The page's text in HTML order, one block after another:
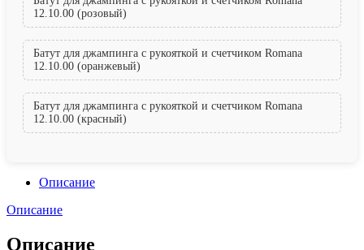
12.10.00 (розовый)
Батут для джампинга с рукояткой и счетчиком Romana
12.10.00 (оранжевый)
Батут для джампинга с рукояткой и счетчиком Romana
12.10.00 (красный)
Описание
Описание
Описание